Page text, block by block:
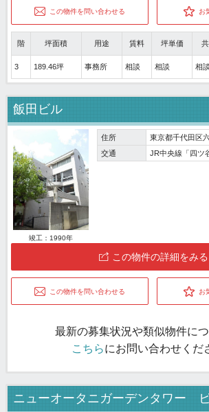
この物件を問い合わせる お
階 坪面積 用途 賃料 坪単価
3 189.46坪 事務所 相談 相談 相
飯田ビル
竣工：1990年
住所
東京都千代田区
交通
JR中央線「四ツ
この物件の詳細をみる
この物件を問い合わせる お
最新の募集状況や類似物件につ
こちらにお問い合わせくだ
ニューオータニガーデンタワー